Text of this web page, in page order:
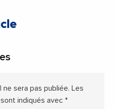
sera pas publiée. Les
indiqués avec *